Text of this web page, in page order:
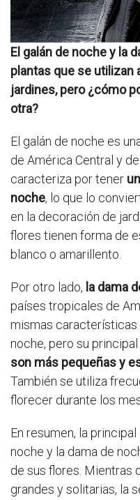
El galán de noche y la
plantas que se utilizan
jardines, pero ¿cómo
otra?
El galán de noche es
de América Central y
caracteriza por tener
noche, lo que lo
en la decoración de
flores tienen forma de
blanco o amarillento.
Por otro lado, la dama
países tropicales de
mismas características
noche, pero su
son más pequeñas y
También se utiliza
florecer durante los
En resumen, la
noche y la dama de
de sus flores. Mientras
grandes y solitarias, la